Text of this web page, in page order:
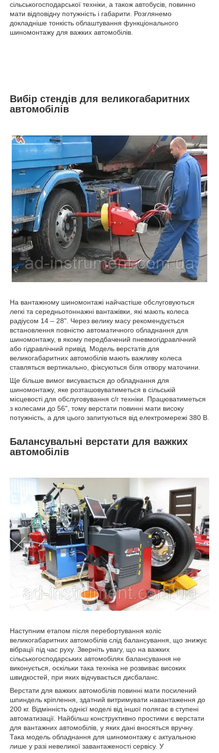
сільськогосподарської техніки, а також автобусів, повинно
мати відповідну потужність і габарити. Розглянемо
докладніше тонкість облаштування функціонального
шиномонтажу для важких автомобілів.
Вибір стендів для великогабаритних
автомобілів
На вантажному шиномонтажі найчастіше обслуговуються
легкі та середньотоннажні вантажівки, які мають колеса
радіусом 14 – 28". Через велику масу рекомендується
встановлення повністю автоматичного обладнання для
шиномонтажу, в якому передбачений пневмогідравлічний
або гідравлічний привід. Модель верстатів для
великогабаритних автомобілів мають важливу колеса
ставляться вертикально, фіксуються біля отвору маточини.
Ще більше вимог висувається до обладнання для
шиномонтажу, яке розташовуватиметься в сільській
місцевості для обслуговування с/г техніки. Працюватиметься
з колесами до 56", тому верстати повинні мати високу
потужність, а для цього запитуються від електромережі 380 В.
Балансувальні верстати для важких
автомобілів
Наступним етапом після перебортування коліс
великогабаритних автомобілів слід балансування, що знижує
вібрації під час руху. Зверніть увагу, що на важких
сільськогосподарських автомобілях балансування не
виконується, оскільки така техніка не розвиває високих
швидкостей, при яких відчувається дисбаланс.
Верстати для важких автомобілів повинні мати посилений
шпиндель кріплення, здатний витримувати навантаження до
200 кг. Відмінність однієї моделі від іншої полягає в ступені
автоматизації. Найбільш конструктивно простими є верстати
для вантажних автомобілів, у яких дані вносяться вручну.
Така модель обладнання для шиномонтажу є актуальною
лише у разі невеликої завантаженості сервісу. У